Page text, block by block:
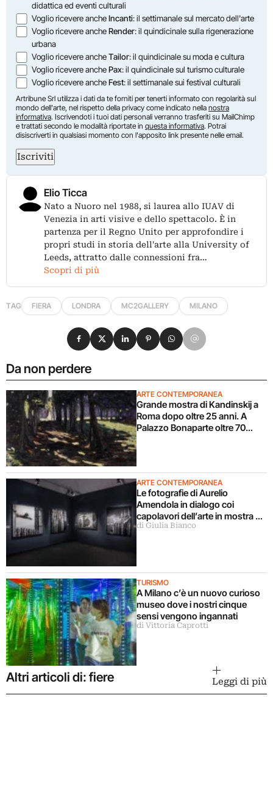
didattica ed eventi culturali
Voglio ricevere ancheIncanti: il settimanale sul mercato dell'arte
Voglio ricevere ancheRender: il quindicinale sulla rigenerazione
urbana
Voglio ricevere ancheTailor: il quindicinale su moda e cultura
Voglio ricevere anchePax: il quindicinale sul turismo culturale
Voglio ricevere ancheFest: il settimanale sui festival culturali
Artribune Srl utilizza i dati da te forniti per tenerti informato con regolarità sul
mondo dell'arte, nel rispetto della privacy come indicato nella nostra
informativa. Iscrivendoti i tuoi dati personali verranno trasferiti su MailChimp
e trattati secondo le modalità riportate in questa informativa. Potrai
disiscriverti in qualsiasi momento con l'apposito link presente nelle email.
Iscriviti
Elio Ticca
Nato a Nuoro nel 1988, si laurea allo IUAV di
Venezia in arti visive e dello spettacolo. È in
partenza per il Regno Unito per approfondire i
propri studi in storia dell'arte alla University of
Leeds, attratto dalle connessioni fra…
Scopri di più
TAG FIERA LONDRA MC2GALLERY MILANO
Da non perdere
ARTE CONTEMPORANEA
Grande mostra di Kandinskij a
Roma dopo oltre 25 anni. A
Palazzo Bonaparte oltre 70
ARTE CONTEMPORANEA
Le fotografie di Aurelio
Amendola in dialogo coi
capolavori dell’arte in mostra a
Milano
di Giulia Bianco
TURISMO
A Milano c’è un nuovo curioso
museo dove i nostri cinque
sensi vengono ingannati
di Vittoria Caprotti
Condividi su Facebook
Condividi su X
Condividi su LinkedIn
Condividi su Pinterest
Condividi su WhatsApp
Condividi su Email
Altri articoli di: fiere Leggi di più